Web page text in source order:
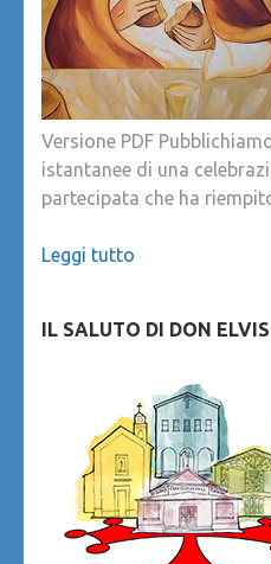
Versione PDF
istantanee di una
partecipata che ha
Leggi tutto
IL SALUTO DI DON